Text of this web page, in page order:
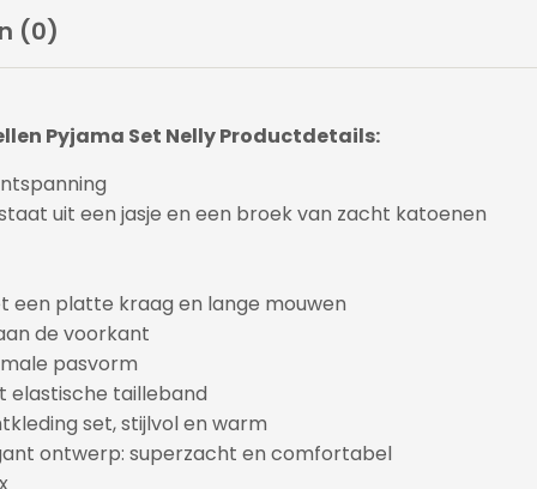
(0)
Pyjama Set Nelly Productdetails:
uit een jasje en een broek van zacht katoenen
een platte kraag en lange mouwen
de voorkant
pasvorm
elastische tailleband
set, stijlvol en warm
ontwerp: superzacht en comfortabel